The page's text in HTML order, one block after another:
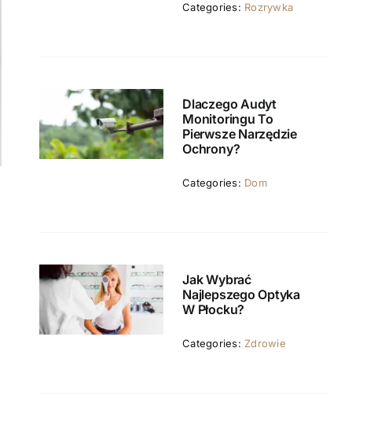
Categories: Rozrywka
Dlaczego Audyt
Monitoringu To
Pierwsze Narzędzie
Ochrony?
Categories: Dom
Jak Wybrać
Najlepszego Optyka
W Płocku?
Categories: Zdrowie